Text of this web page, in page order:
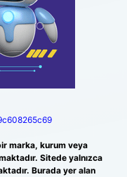
marka, kurum veya
Sitede yalnızca
Burada yer alan